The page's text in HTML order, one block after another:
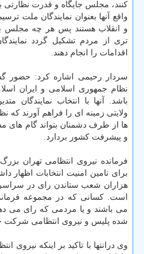
كنند، مجلس جایگاه و قدرت نظارتی
واقع آنها بعنوان نمایندگان ملت
و انقلاب هستند پس هر چه مجلس با
تری از مردم تشكیل گردد
اقدامات را انجام دهند.
سردار رحیمی اشاره كرد: حضور
نظام جمهوری اسلامی و ایران
باشد. آنها با انتخاب نمایندگان
ولایتی زمینه ای را فراهم آورند كه
ها از طرف دشمنان بتواند گام های
و پیشرفت كشور بردارد.
فرمانده نیروی انتظامی تهران
برای تامین امنیت انتخابات اظهار
هزاران شعب ستاندن رای در
است. كسانی كه در مجموعه
می باشند و یا مردمی كه رای می
شده پلیس و نیروی انتظامی شركت
وی درانتها با تاكید بر اینكه نیروی